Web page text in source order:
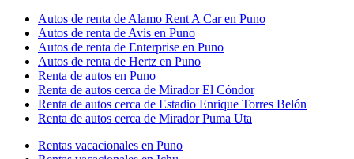
Autos de renta de Alamo Rent A Car en Puno
Autos de renta de Avis en Puno
Autos de renta de Enterprise en Puno
Autos de renta de Hertz en Puno
Renta de autos en Puno
Renta de autos cerca de Mirador El Cóndor
Renta de autos cerca de Estadio Enrique Torres Belón
Renta de autos cerca de Mirador Puma Uta
Rentas vacacionales en Puno